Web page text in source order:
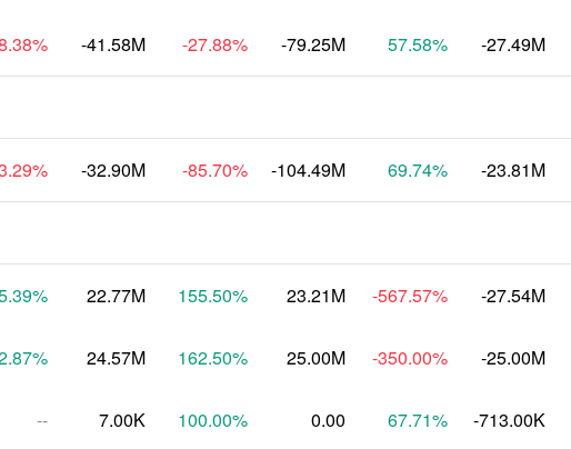
% -41.58M -27.88% -79.25M 57.58% -27.49M
% -32.90M -85.70% -104.49M 69.74% -23.81M
% 22.77M 155.50% 23.21M -567.57% -27.54M
% 24.57M 162.50% 25.00M -350.00% -25.00M
-- 7.00K 100.00% 0.00 67.71% -713.00K